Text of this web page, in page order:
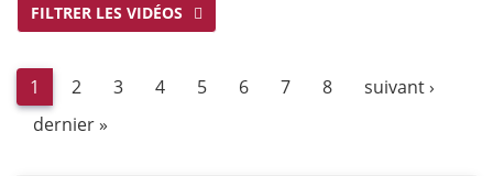
FILTRER LES VIDÉOS
1 2 3 4 5 6 7 8
suivant ›
dernier »